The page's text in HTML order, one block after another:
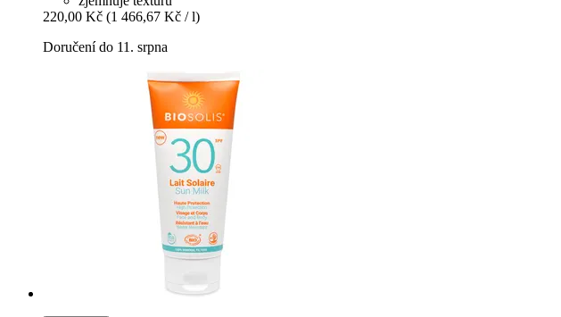
220,00 Kč (1 466,67 Kč / l)
Doručení do 11. srpna